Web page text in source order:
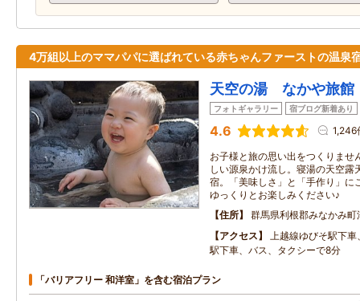
4万組以上のママパパに選ばれている赤ちゃんファーストの温泉
天空の湯 なかや旅館
フォトギャラリー 宿ブログ新着あり
4.6 1,246
お子様と旅の思い出をつくりませ
しい源泉かけ流し。寝湯の天空露
宿。「美味しさ」と「手作り」に
ゆっくりとお楽しみください♪
住所
群馬県利根郡みなかみ
アクセス
上越線ゆびそ駅下
駅下車、バス、タクシーで8分
「バリアフリー 和洋室」を含む宿泊プラン